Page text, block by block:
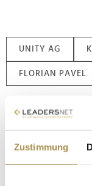
Zustimmung
UNITY AG
FLORIAN PAVEL
Nachname / Firma